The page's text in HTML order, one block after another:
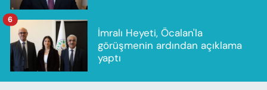
İmralı Heyeti, Öcalan'la
görüşmenin ardından açıklama
yaptı
6